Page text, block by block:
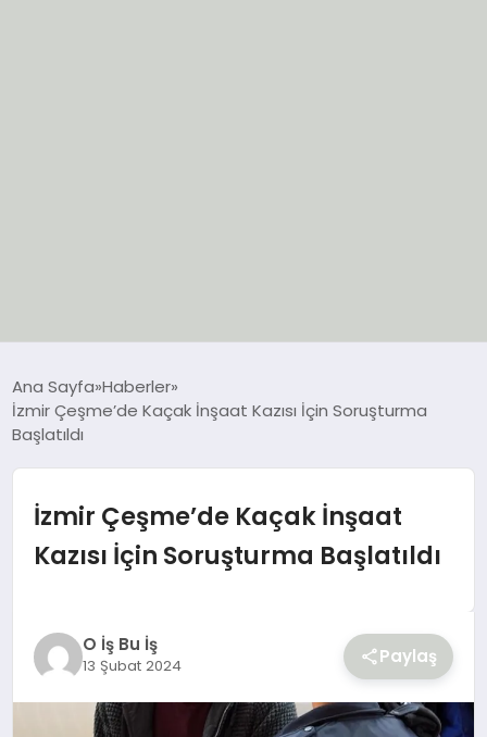
EKONOMİ
YAŞAM
Ana Sayfa Haberler
İzmir Çeşme’de Kaçak İnşaat Kazısı İçin Soruşturma
Başlatıldı
İzmir Çeşme’de Kaçak İnşaat
Kazısı İçin Soruşturma Başlatıldı
O İş Bu İş
13 Şubat 2024 Paylaş